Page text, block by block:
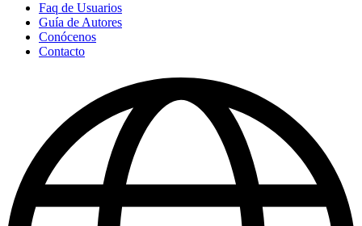
Faq de Usuarios
Guía de Autores
Conócenos
Contacto